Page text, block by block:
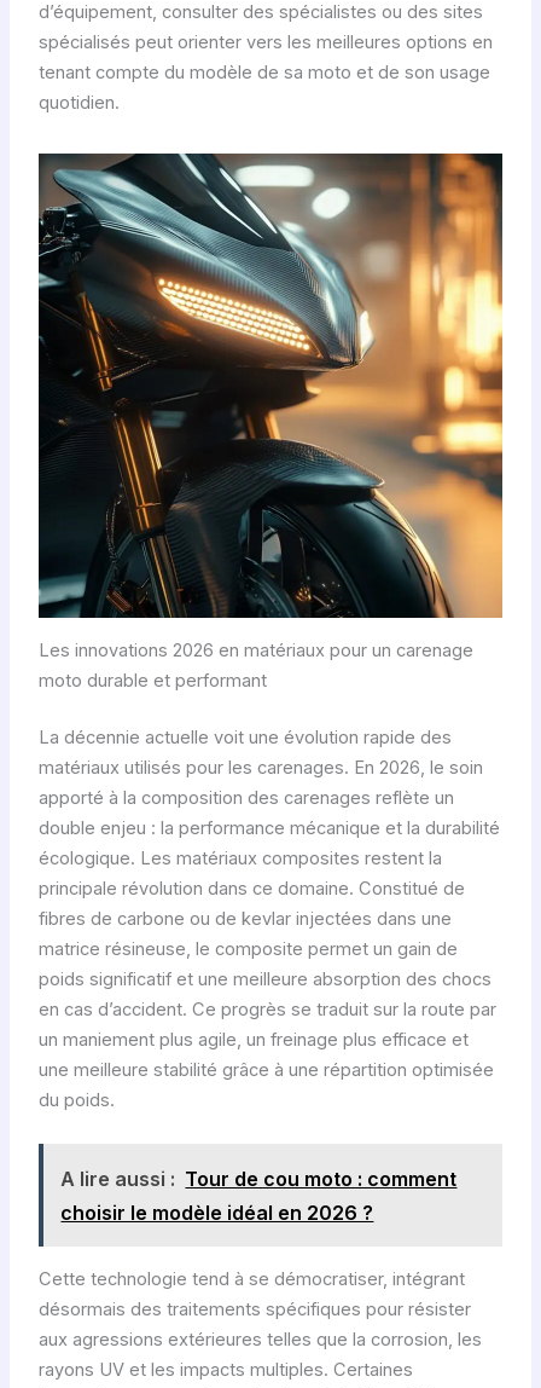
d’équipement, consulter des spécialistes ou des sites
spécialisés peut orienter vers les meilleures options en
tenant compte du modèle de sa moto et de son usage
quotidien.
Les innovations 2026 en matériaux pour un carenage
moto durable et performant
La décennie actuelle voit une évolution rapide des
matériaux utilisés pour les carenages. En 2026, le soin
apporté à la composition des carenages reflète un
double enjeu : la performance mécanique et la durabilité
écologique. Les matériaux composites restent la
principale révolution dans ce domaine. Constitué de
fibres de carbone ou de kevlar injectées dans une
matrice résineuse, le composite permet un gain de
poids significatif et une meilleure absorption des chocs
en cas d’accident. Ce progrès se traduit sur la route par
un maniement plus agile, un freinage plus efficace et
une meilleure stabilité grâce à une répartition optimisée
du poids.
A lire aussi : Tour de cou moto : comment
choisir le modèle idéal en 2026 ?
Cette technologie tend à se démocratiser, intégrant
désormais des traitements spécifiques pour résister
aux agressions extérieures telles que la corrosion, les
rayons UV et les impacts multiples. Certaines